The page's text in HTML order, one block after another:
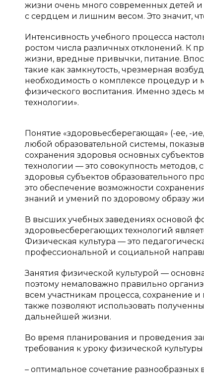
жизни очень много современных детей и
с сердцем и лишним весом. Это значит,
Интенсивность учебного процесса
ростом числа различных отклонений. К
жизни, вредные привычки, питание.
такие как замкнутость, чрезмерная
необходимость о комплексе процедур и
физического воспитания. Именно здесь
технологии».
Понятие «здоровьесберегающая» (-ее, -
любой образовательной системы,
сохранения здоровья основных
технологии — это совокупность
здоровья субъектов образовательного
это обеспечение возможности
знаний и умений по здоровому образу
В высших учебных заведениях основой
здоровьесберегающих технологий
Физическая культура — это
профессиональной и социальной
Занятия физической культурой —
поэтому немаловажно правильно
всем участникам процесса, сохранение
также позволяют использовать
дальнейшей жизни.
Во время планирования и проведения
требования к уроку физической
– оптимальное сочетание разнообразных